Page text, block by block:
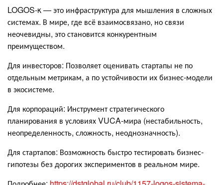
LOGOS-κ — это инфраструктура для мышления в сложных
системах. В мире, где всё взаимосвязано, но связи
неочевидны, это становится конкурентным
преимуществом.
Для инвесторов: Позволяет оценивать стартапы не по
отдельным метрикам, а по устойчивости их бизнес-модели
в экосистеме.
Для корпораций: Инструмент стратегического
планирования в условиях VUCA-мира (нестабильность,
неопределенность, сложность, неоднозначность).
Для стартапов: Возможность быстро тестировать бизнес-
гипотезы без дорогих экспериментов в реальном мире.